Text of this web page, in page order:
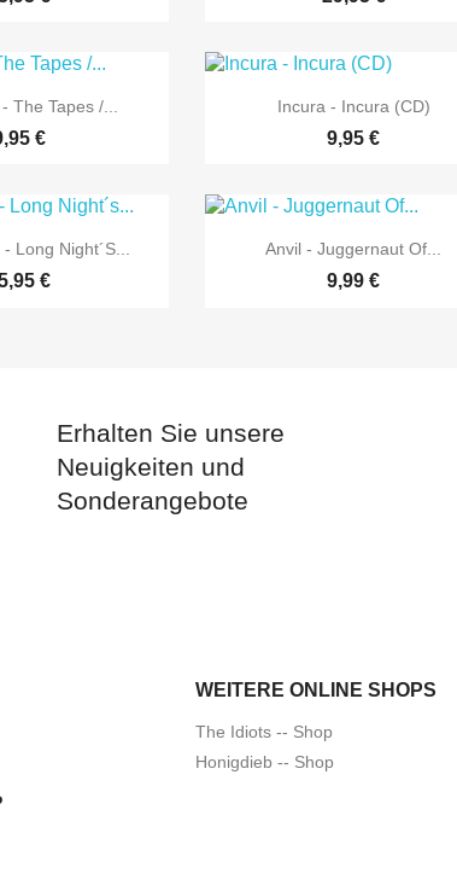
The Tapes /...
€
 Vorschau
Incura - Incura (CD)
9,95 €
Long Night´s...
€
 Vorschau
Anvil - Juggernaut Of...
9,99 €
Erhalten Sie unsere
Neuigkeiten und
Sonderangebote
WEITERE ONLINE SHOPS
The Idiots -- Shop
Honigdieb -- Shop